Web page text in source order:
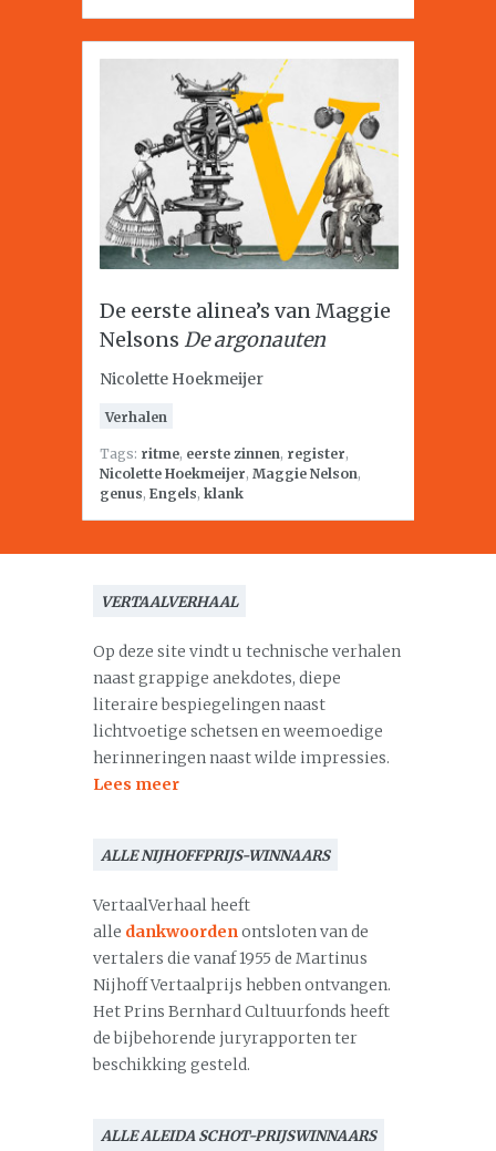
De eerste alinea’s van Maggie
Nelsons De argonauten
Nicolette Hoekmeijer
Verhalen
Tags: ritme, eerste zinnen, register,
Nicolette Hoekmeijer, Maggie Nelson,
genus, Engels, klank
VERTAALVERHAAL
Op deze site vindt u technische verhalen
naast grappige anekdotes, diepe
literaire bespiegelingen naast
lichtvoetige schetsen en weemoedige
herinneringen naast wilde impressies.
Lees meer
ALLE NIJHOFFPRIJS-WINNAARS
VertaalVerhaal heeft
alle dankwoordenontsloten van de
vertalers die vanaf 1955 de Martinus
Nijhoff Vertaalprijs hebben ontvangen.
Het Prins Bernhard Cultuurfonds heeft
de bijbehorende juryrapporten ter
beschikking gesteld.
ALLE ALEIDA SCHOT-PRIJSWINNAARS